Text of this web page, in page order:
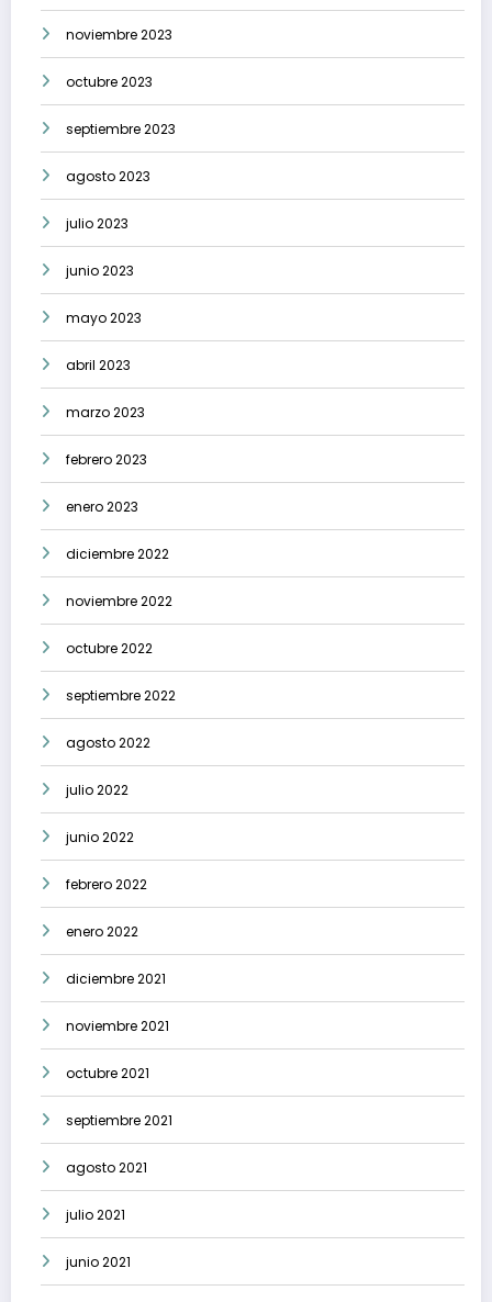
noviembre 2023
octubre 2023
septiembre 2023
agosto 2023
julio 2023
junio 2023
mayo 2023
abril 2023
marzo 2023
febrero 2023
enero 2023
diciembre 2022
noviembre 2022
octubre 2022
septiembre 2022
agosto 2022
julio 2022
junio 2022
febrero 2022
enero 2022
diciembre 2021
noviembre 2021
octubre 2021
septiembre 2021
agosto 2021
julio 2021
junio 2021